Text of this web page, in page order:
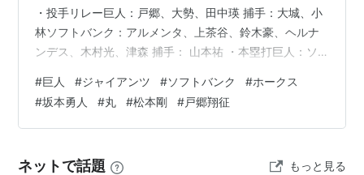
・投手リレー巨人：戸郷、大勢、田中瑛 捕手：大城、小
林ソフトバンク：アルメンタ、上茶谷、鈴木豪、ヘルナ
ンデス、木村光、津森 捕手： 山本祐 ・本塁打巨人：ソ
平川健太郎～～～～～～～～～～～～～～～～～～～～
～～～～～～～～Giants Official
Web(https://www.giants.jp/game/20260527_8003_1/)
～～～ 勝った…
#巨人 #ジャイアンツ #ソフトバンク #ホークス
#坂本勇人 #丸 #松本剛 #戸郷翔征
ネットで話題 もっと見る